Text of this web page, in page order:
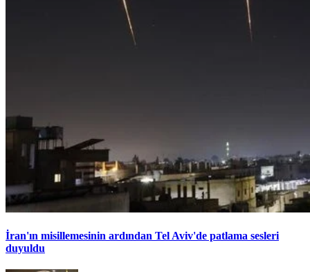
İran'ın misillemesinin ardından Tel Aviv'de patlama sesleri
duyuldu